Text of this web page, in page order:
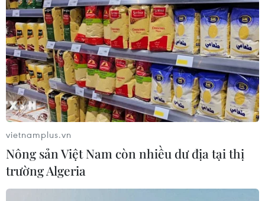
Nhiều chuyến bay tại Đức chuyển
hướng do vật thể bay gần đường
băng
05/08/2026 10:54
Dự luật trừng phạt Nga của
Mỹ có thể khiến châu Âu chịu tác
động ngược
05/08/2026 04:58
vietnamplus.vn
Nông sản Việt Nam còn nhiều dư địa tại thị
trường Algeria